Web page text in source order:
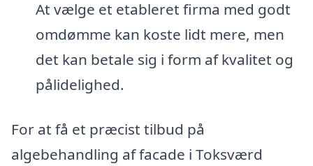
At vælge et etableret firma med godt
omdømme kan koste lidt mere, men
det kan betale sig i form af kvalitet og
pålidelighed.
For at få et præcist tilbud på
algebehandling af facade i Toksværd